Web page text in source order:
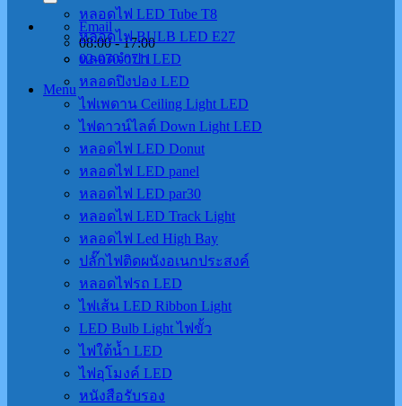
Email
08:00 - 17:00
02-070-0711
Menu
หลอดไฟ LED Tube T8
หลอดไฟ BULB LED E27
หลอดจำปา LED
หลอดปิงปอง LED
ไฟเพดาน Ceiling Light LED
ไฟดาวน์ไลต์ Down Light LED
หลอดไฟ LED Donut
หลอดไฟ LED panel
หลอดไฟ LED par30
หลอดไฟ LED Track Light
หลอดไฟ Led High Bay
ปลั๊กไฟติดผนังอเนกประสงค์
หลอดไฟรถ LED
ไฟเส้น LED Ribbon Light
LED Bulb Light ไฟขั้ว
ไฟใต้น้ำ LED
ไฟอุโมงค์ LED
หนังสือรับรอง